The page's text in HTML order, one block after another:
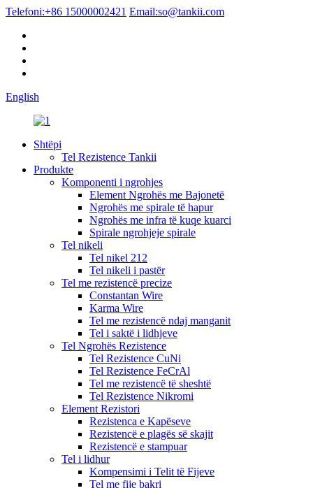
Telefoni:+86 15000002421 Email:so@tankii.com
English
Shtëpi
Tel Rezistence Tankii
Produkte
Komponenti i ngrohjes
Element Ngrohës me Bajonetë
Ngrohës me spirale të hapur
Ngrohës me infra të kuqe kuarci
Spirale ngrohjeje spirale
Tel nikeli
Tel nikel 212
Tel nikeli i pastër
Tel me rezistencë precize
Constantan Wire
Karma Wire
Tel me rezistencë ndaj manganit
Tel i saktë i lidhjeve
Tel Ngrohës Rezistence
Tel Rezistence CuNi
Tel Rezistence FeCrAl
Tel me rezistencë të sheshtë
Tel Rezistence Nikromi
Element Rezistori
Rezistenca e Kapëseve
Rezistencë e plagës së skajit
Rezistencë e stampuar
Tel i lidhur
Kompensimi i Telit të Fijeve
Tel me fije bakri